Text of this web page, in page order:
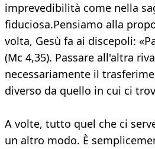
imprevedibilità come nella
fiduciosa.Pensiamo alla
volta, Gesù fa ai discepoli:
(Mc 4,35). Passare all'altra
necessariamente il
diverso da quello in cui ci
A volte, tutto quel che ci
un altro modo. È